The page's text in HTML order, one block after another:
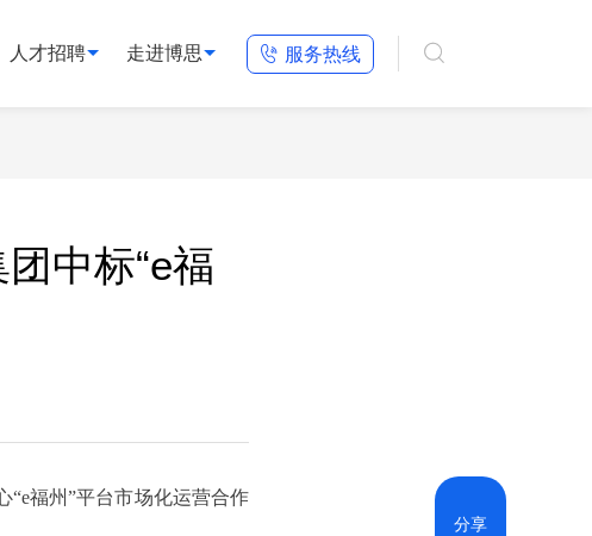
人才招聘 走进博思  服务热线 
中标“e福
“e福州”平台市场化运营合作
分享